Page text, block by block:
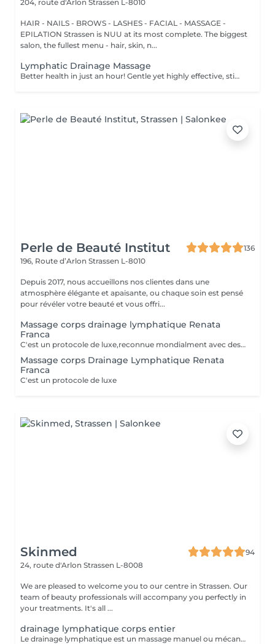
204, route d'Arlon Strassen L-8010
HAIR - NAILS - BROWS - LASHES - FACIAL - MASSAGE -
EPILATION Strassen is NUU at its most complete. The biggest
salon, the fullest menu - hair, skin, n...
Lymphatic Drainage Massage
Better health in just an hour! Gentle yet highly effective, stimulates the body's lymphatic system to flush out toxins, reduce swelling, and enhance immunity. This technique uses light, rhythmic strokes to encourage natural drainage, making it perfect for reducing bloating, post-surgery care, and improving skin tone. A go-to for detox and wellness. Age restrictions: there are no age restrictions for this procedure. Post procedure recommendations: do not do sport and any sharp movements 2-3 hours after the procedure. Frequency: 1-2 times per week, 10 times in total. Repeat once in 3-6 months.
Perle de Beauté Institut
136
196, Route d’Arlon Strassen L-8010
Depuis 2017, nous accueillons nos clientes dans une
atmosphère élégante et apaisante, ou chaque soin est pensé
pour révéler votre beauté et vous offri...
Massage corps drainage lymphatique Renata
Franca
C'est un protocole de luxe,reconnue mondialment avec des bienfats immédiats, tant esthétiques que thérapeutiques. Le drainage lymphatique selon la méthode Renata França est totalement différent des autres drainages disponibles sur le marché. Avec une pression ferme et un rythme plus soutenu, des pompages et des manuvres exclusives font de cette méthode une technique remarquable, aux résultats impressionnants et immédiats. Cette technique réduit les dèmes, active la circulation sanguine et stimule un réseau complexe de vaisseaux qui transportent les fluides corporels, combattant ainsi la redoutée cellulite. Le résultat est un corps moins gonflé et plus sculpté, avec un métabolisme accéléré et une sensation de bien-être.
Massage corps Drainage Lymphatique Renata
Franca
C'est un protocole de luxe
Skinmed
94
24, route d'Arlon Strassen L-8008
We are pleased to welcome you to our centre in Strassen. Our
team of beauty professionals will accompany you perfectly in
your treatments. It's all ...
drainage lymphatique corps entier
Le drainage lymphatique est un massage manuel ou mécanique qui suit le trajet du système lymphatique afin de décongestionner les tissus, éliminer les toxines, et renforcer le système immunitaire. Il est souvent utilisé pour lutter contre la rétention d'eau, les jambes lourdes, les dèmes, ou pour favoriser la récupération post-opératoire ou post-traumatique. Contre-indications : - Infections aiguës - Thrombose / phlébite - Insuffisance cardiaque non compensée - cancer / Tumeurs malignes (sans avis médical) - Fièvre - règles hémorragiques / premiers 5 jours de règles - surcharge rénale - pathologies liées à l'appareil reproducteur - maladies de la peau - les ecchymoses - dysfonctionnement du système immunitaire